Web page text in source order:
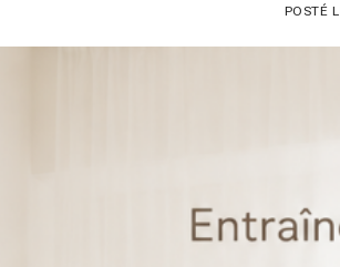
POSTÉ